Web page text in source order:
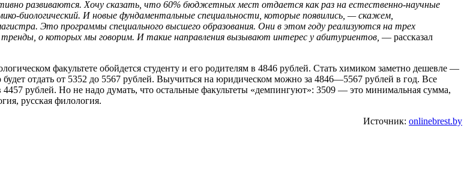
развиваются. Хочу сказать, что 60% бюджетных мест отдается как раз на естественно-научные
биологический. И новые фундаментальные специальности, которые появились, — скажем,
Это программы специального высшего образования. Они в этом году реализуются на трех
о которых мы говорим. И такие направления вызывают интерес у абитуриентов, — рассказал
факультете обойдется студенту и его родителям в 4846 рублей. Стать химиком заметно дешевле —
отдать от 5352 до 5567 рублей. Выучиться на юридическом можно за 4846—5567 рублей в год. Все
рублей. Но не надо думать, что остальные факультеты «демпингуют»: 3509 — это минимальная сумма,
русская филология.
Источник: onlinebrest.by